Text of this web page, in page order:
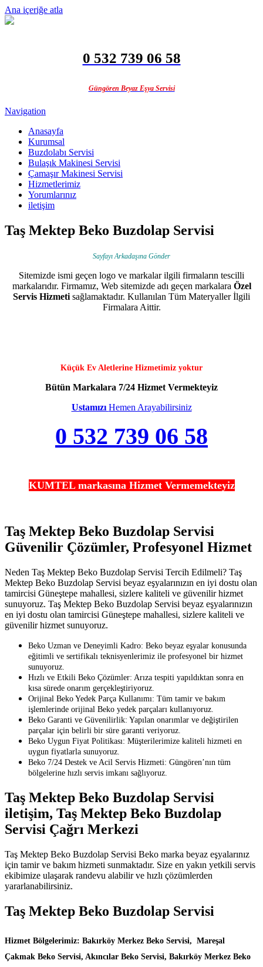
Ana içeriğe atla
0 532 739 06 58
Güngören Beyaz Eşya Servisi
Navigation
Anasayfa
Kurumsal
Buzdolabı Servisi
Bulaşık Makinesi Servisi
Çamaşır Makinesi Servisi
Hizmetlerimiz
Yorumlarınız
iletişim
Taş Mektep Beko Buzdolap Servisi
Sayfayı Arkadaşına Gönder
Sitemizde ismi geçen logo ve markalar ilgili firmaların tescilli
markalarıdır. Firmamız, Web sitemizde adı geçen markalara Özel
Servis Hizmeti sağlamaktadır. Kullanılan Tüm Materyaller İlgili
Firmalara Aittir.
Küçük Ev Aletlerine Hizmetimiz yoktur
Bütün Markalara 7/24 Hizmet Vermekteyiz
Ustamızı Hemen Arayabilirsiniz
0 532 739 06 58
KUMTEL markasına Hizmet Vermemekteyiz
Taş Mektep Beko Buzdolap Servisi
Güvenilir Çözümler, Profesyonel Hizmet
Neden Taş Mektep Beko Buzdolap Servisi Tercih Edilmeli? Taş
Mektep Beko Buzdolap Servisi beyaz eşyalarınızın en iyi dostu olan
tamircisi Güneştepe mahallesi, sizlere kaliteli ve güvenilir hizmet
sunuyoruz. Taş Mektep Beko Buzdolap Servisi beyaz eşyalarınızın
en iyi dostu olan tamircisi Güneştepe mahallesi, sizlere kaliteli ve
güvenilir hizmet sunuyoruz.
Beko Uzman ve Deneyimli Kadro: Beko beyaz eşyalar konusunda
eğitimli ve sertifikalı teknisyenlerimiz ile profesyonel bir hizmet
sunuyoruz.
Hızlı ve Etkili Beko Çözümler: Arıza tespiti yapıldıktan sonra en
kısa sürede onarım gerçekleştiriyoruz.
Orijinal Beko Yedek Parça Kullanımı: Tüm tamir ve bakım
işlemlerinde orijinal Beko yedek parçaları kullanıyoruz.
Beko Garanti ve Güvenilirlik: Yapılan onarımlar ve değiştirilen
parçalar için belirli bir süre garanti veriyoruz.
Beko Uygun Fiyat Politikası: Müşterilerimize kaliteli hizmeti en
uygun fiyatlarla sunuyoruz.
Beko 7/24 Destek ve Acil Servis Hizmeti: Güngören’nın tüm
bölgelerine hızlı servis imkanı sağlıyoruz.
Taş Mektep Beko Buzdolap Servisi
iletişim, Taş Mektep Beko Buzdolap
Servisi Çağrı Merkezi
Taş Mektep Beko Buzdolap Servisi Beko marka beyaz eşyalarınız
için tamir ve bakım hizmeti sunmaktadır. Size en yakın yetkili servis
ekibimize ulaşarak randevu alabilir ve hızlı çözümlerden
yararlanabilirsiniz.
Taş Mektep Beko Buzdolap Servisi
Hizmet Bölgelerimiz: Bakırköy Merkez Beko Servisi, Mareşal
Çakmak Beko Servisi, Akıncılar Beko Servisi, Bakırköy Merkez Beko